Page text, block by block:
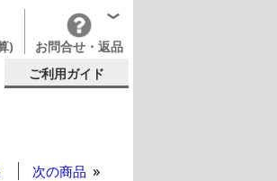
) お問合せ・返品
ご利用ガイド
次の商品